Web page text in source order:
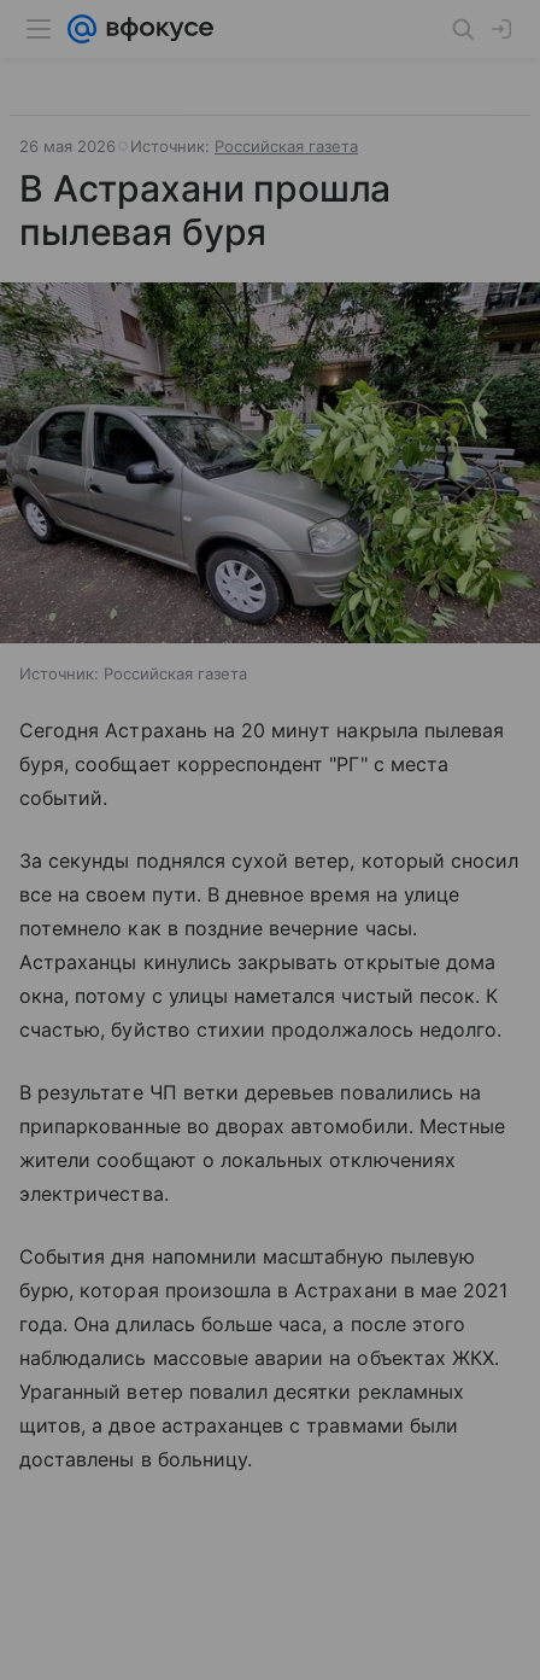
26 мая 2026 Источник: Российская газета
В Астрахани прошла
пылевая буря
Источник: Российская газета
Сегодня Астрахань на 20 минут накрыла пылевая
буря, сообщает корреспондент "РГ" с места
событий.
За секунды поднялся сухой ветер, который сносил
все на своем пути. В дневное время на улице
потемнело как в поздние вечерние часы.
Астраханцы кинулись закрывать открытые дома
окна, потому с улицы наметался чистый песок. К
счастью, буйство стихии продолжалось недолго.
В результате ЧП ветки деревьев повалились на
припаркованные во дворах автомобили. Местные
жители сообщают о локальных отключениях
электричества.
События дня напомнили масштабную пылевую
бурю, которая произошла в Астрахани в мае 2021
года. Она длилась больше часа, а после этого
наблюдались массовые аварии на объектах ЖКХ.
Ураганный ветер повалил десятки рекламных
щитов, а двое астраханцев с травмами были
доставлены в больницу.